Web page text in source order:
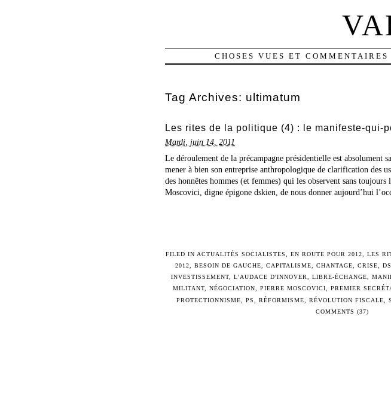
CHOSES VUES ET
Tag Archives: ultimatum
Les rites de la politique (4) : le manifeste-qui-
Mardi, juin 14, 2011
Le déroulement de la précampagne présidentielle est absolument
mener à bien son entreprise anthropologique de clarification des
des honnêtes hommes (et femmes) qui les observent sans
Moscovici, digne épigone dskien, de nous donner aujourd’hui
FILED IN ACTUALITÉS SOCIALISTES EN ROUTE POUR 2012 LES
2012
BESOIN DE GAUCHE CAPITALISME CHANTAGE CRISE
INVESTISSEMENT, L'AUDACE D'INNOVER LIBRE-ÉCHANGE
MILITANT, NÉGOCIATION PIERRE MOSCOVICI PREMIER
PROTECTIONNISME
PS RÉFORMISME RÉVOLUTION FISCALE
COMMENTS (37)